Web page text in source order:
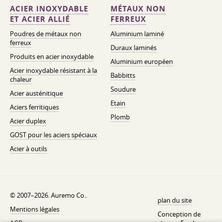
ACIER INOXYDABLE
ET ACIER ALLIÉ
Poudres de métaux non
ferreux
Produits en acier inoxydable
Acier inoxydable résistant à la
chaleur
Acier austénitique
Aciers ferritiques
Acier duplex
GOST pour les aciers spéciaux
Acier à outils
MÉTAUX NON
FERREUX
Aluminium laminé
Duraux laminés
Aluminium européen
Babbitts
Soudure
Etain
Plomb
© 2007–2026. Auremo Co..
Mentions légales
plan du site
Conception de